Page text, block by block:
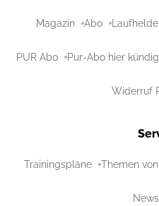
Magazin Abo
PUR Abo Pur-Abo hier
Widerruf
Trainingspläne Themen